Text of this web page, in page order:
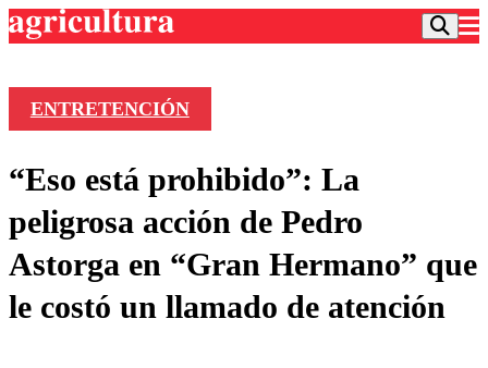
Frecuencias
Agricultura TV
Deportes
Colo Colo
Motor
Entretención
Noticias
Vida Social
ENTRETENCIÓN
“Eso está prohibido”: La
peligrosa acción de Pedro
Astorga en “Gran Hermano” que
le costó un llamado de atención